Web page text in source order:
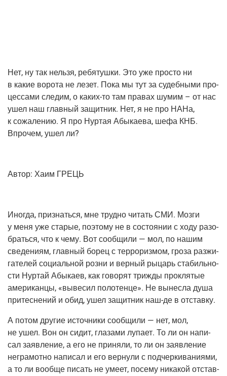
Нет, ну так нель­зя, ребя­туш­ки. Это уже про­сто ни
в какие воро­та не лезет. Пока мы тут за судеб­ны­ми про­
цес­са­ми сле­дим, о каких-то там пра­вах шумим – от нас
ушел наш глав­ный защит­ник. Нет, я не про НАНа,
к сожа­ле­нию. Я про Нур­тая Абы­ка­е­ва, шефа КНБ.
Впро­чем, ушел ли?
Автор: Хаим ГРЕЦЬ
Ино­гда, при­знать­ся, мне труд­но читать СМИ. Моз­ги
у меня уже ста­рые, поэто­му не в состо­я­нии с ходу разо­
брать­ся, что к чему. Вот сооб­щи­ли — мол, по нашим
све­де­ни­ям, глав­ный борец с тер­ро­риз­мом, гро­за раз­жи­
га­те­лей соци­аль­ной роз­ни и вер­ный рыцарь ста­биль­но­
сти Нур­тай Абы­ка­ев, как гово­рят три­жды про­кля­тые
аме­ри­кан­цы, «выве­сил поло­тен­це». Не вынес­ла душа
при­тес­не­ний и обид, ушел защит­ник наш-де в отставку.
А потом дру­гие источ­ни­ки сооб­щи­ли — нет, мол,
не ушел. Вон он сидит, гла­за­ми лупа­ет. То ли он напи­
сал заяв­ле­ние, а его не при­ня­ли, то ли он заяв­ле­ние
негра­мот­но напи­сал и его вер­ну­ли с под­чер­ки­ва­ни­я­ми,
а то ли вооб­ще писать не уме­ет, посе­му ника­кой отстав­